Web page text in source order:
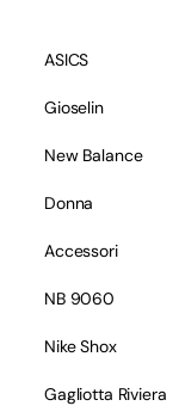
ASICS
Gioselin
New Balance
Donna
Accessori
NB 9060
Nike Shox
Gagliotta Riviera